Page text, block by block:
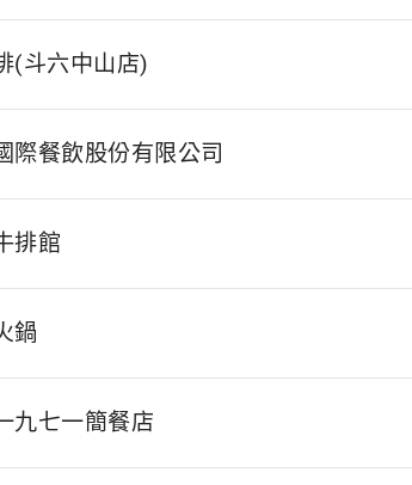
(斗六中山店)
際餐飲股份有限公司
排館
鍋
九七一簡餐店